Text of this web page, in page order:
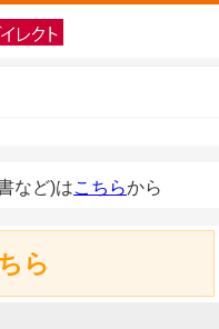
など)はこちらから
ら